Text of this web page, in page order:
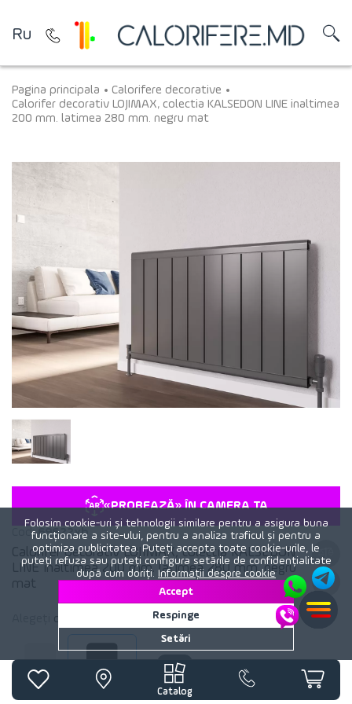
Ru
Catalog
Pagina principala
Calorifere decorative
Calorifer decorativ LOJIMAX, colectia KALSEDON LINE inaltimea
200 mm. latimea 280 mm. negru mat
«PROBEAZĂ» ÎN CAMERA TA
Cod:69622xb
Calorifer decorativ LOJIMAX, colectia KALSEDON
LINE inaltimea 200 mm. latimea 280 mm. negru
mat
culoare Negru mat
Alb mat Negru mat
Folosim cookie-uri și tehnologii similare pentru a asigura buna
funcționare a site-ului, pentru a analiza traficul și pentru a
optimiza publicitatea. Puteți accepta toate cookie-urile, le
puteți refuza sau puteți configura setările de confidențialitate
după cum doriți. Informații despre cookie
Accept
Respinge
Setări